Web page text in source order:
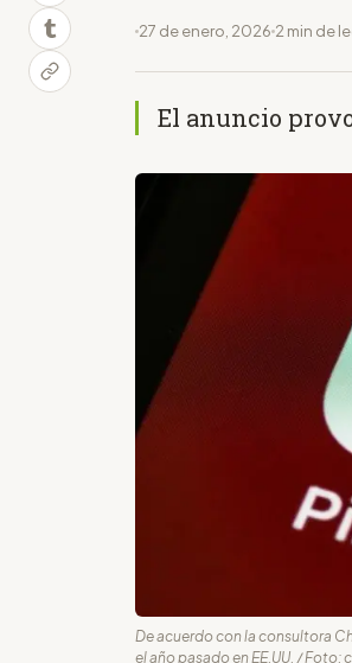
27 de enero, 2026 2 min de
El anuncio
De acuerdo con la consultora
el año pasado en EE.UU. / Foto: